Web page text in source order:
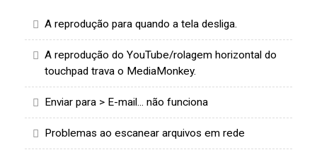
A reprodução para quando a tela desliga.
A reprodução do YouTube/rolagem horizontal do
touchpad trava o MediaMonkey.
Enviar para > E-mail... não funciona
Problemas ao escanear arquivos em rede